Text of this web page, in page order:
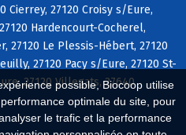
possible, Biocoop utilise
optimale du site, pour
le trafic et la performance
Cierrey, 27120 Croisy s/Eure,
Hardencourt-Cocherel,
27120 Le Plessis-Hébert, 27120
27120 Pacy s/Eure, 27120 St-
27120 Villegats, 27640